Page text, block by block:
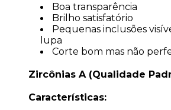
Boa transparência
Brilho satisfatório
Pequenas inclusões
lupa
Corte bom mas não
Zircônias A (Qualidade
Características: